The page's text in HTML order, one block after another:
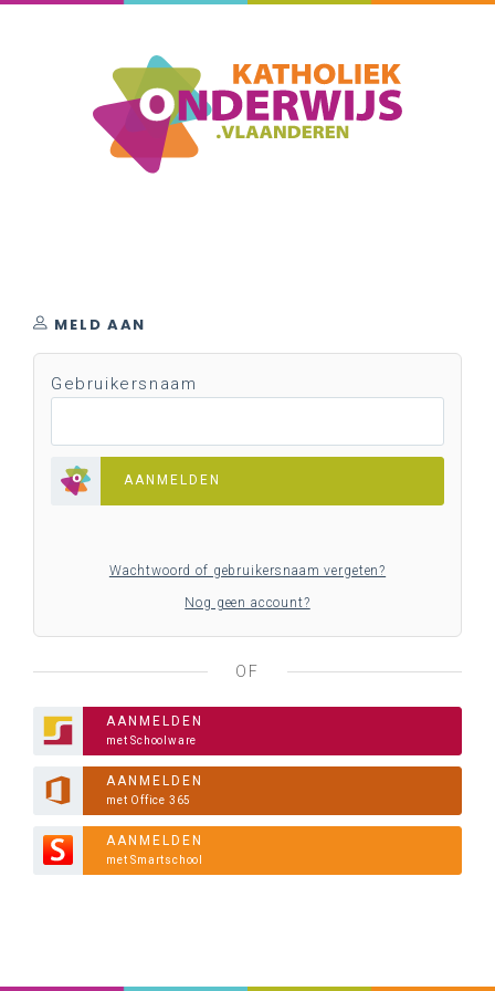
MELD AAN
Gebruikersnaam
AANMELDEN
Wachtwoord of gebruikersnaam vergeten?
Nog geen account?
OF
AANMELDEN
met Schoolware
AANMELDEN
met Office 365
AANMELDEN
met Smartschool